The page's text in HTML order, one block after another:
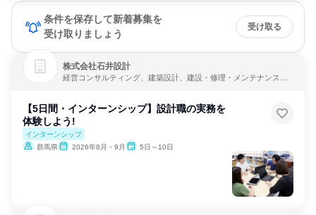
条件を保存して新着募集を
受け取りましょう
受け取る
株式会社石井設計
経営コンサルティング、建築設計、建設・修理・メンテナンスサ
【5日間・インターンシップ】設計職の実務を
体験しよう!
インターンシップ
群馬県
2026年8月・9月 5日～10日